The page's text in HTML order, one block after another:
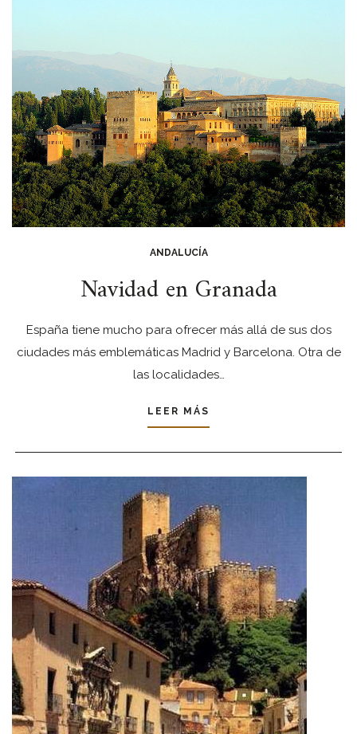
ANDALUCÍA
Navidad en Granada
España tiene mucho para ofrecer más allá de sus dos
ciudades más emblemáticas Madrid y Barcelona. Otra de
las localidades…
LEER MÁS